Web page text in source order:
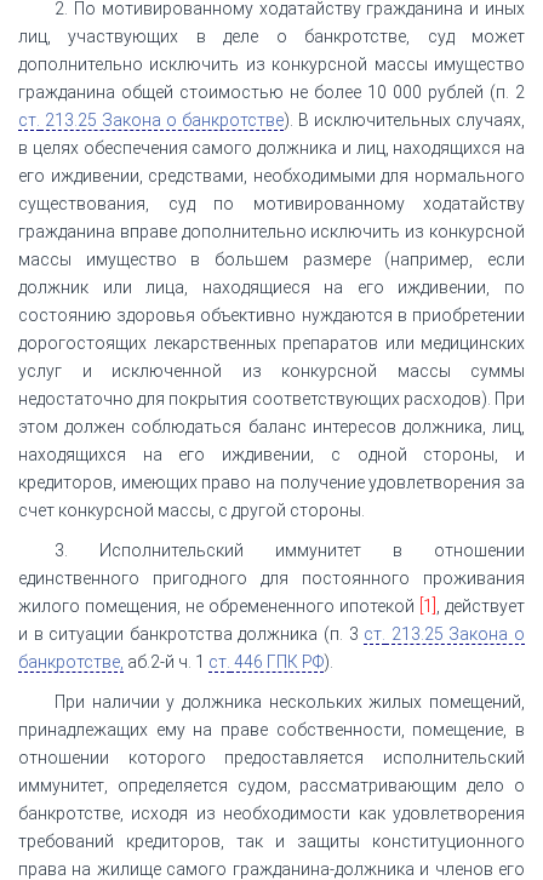
2. По мотивированному ходатайству гражданина и иных
лиц, участвующих в деле о банкротстве, суд может
дополнительно исключить из конкурсной массы имущество
гражданина общей стоимостью не более 10 000 рублей (п. 2
ст. 213.25 Закона о банкротстве). В исключительных случаях,
в целях обеспечения самого должника и лиц, находящихся на
его иждивении, средствами, необходимыми для нормального
существования, суд по мотивированному ходатайству
гражданина вправе дополнительно исключить из конкурсной
массы имущество в большем размере (например, если
должник или лица, находящиеся на его иждивении, по
состоянию здоровья объективно нуждаются в приобретении
дорогостоящих лекарственных препаратов или медицинских
услуг и исключенной из конкурсной массы суммы
недостаточно для покрытия соответствующих расходов). При
этом должен соблюдаться баланс интересов должника, лиц,
находящихся на его иждивении, с одной стороны, и
кредиторов, имеющих право на получение удовлетворения за
счет конкурсной массы, с другой стороны.
3. Исполнительский иммунитет в отношении
единственного пригодного для постоянного проживания
жилого помещения, не обремененного ипотекой [1]
, действует
и в ситуации банкротства должника (п. 3 ст. 213.25 Закона о
банкротстве, аб.2-й ч. 1 ст. 446 ГПК РФ).
При наличии у должника нескольких жилых помещений,
принадлежащих ему на праве собственности, помещение, в
отношении которого предоставляется исполнительский
иммунитет, определяется судом, рассматривающим дело о
банкротстве, исходя из необходимости как удовлетворения
требований кредиторов, так и защиты конституционного
права на жилище самого гражданина-должника и членов его